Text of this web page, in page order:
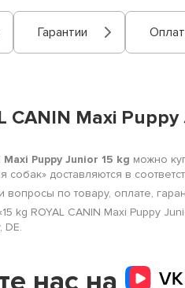
Гарантии
CANIN Maxi
Maxi Puppy Junior 15 kg можно
собак» доставляются в
вопросы по товару, оплате,
kg ROYAL CANIN Maxi Puppy
DE.